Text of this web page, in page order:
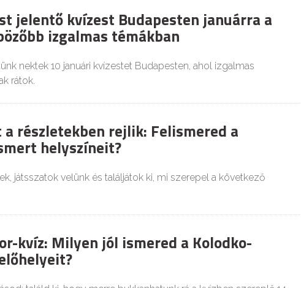
jelentő kvízest Budapesten januárra a
izgalmas témákban
nektek 10 januári kvízestet Budapesten, ahol izgalmas
rátok.
a részletekben rejlik: Felismered a
helyszíneit?
játsszatok velünk és találjátok ki, mi szerepel a következő
kvíz: Milyen jól ismered a Kolodko-